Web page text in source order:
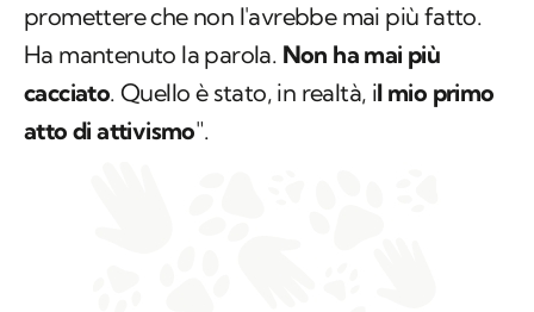
promettere che non l'avrebbe mai più fatto.
Ha mantenuto la parola. Non ha mai più
cacciato. Quello è stato, in realtà, il mio primo
atto di attivismo".